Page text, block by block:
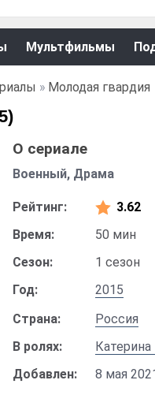
Мультфильмы
» Молодая гвардия
О сериале
Военный, Драма
Рейтинг:
3.62
Время:
50 мин
Сезон:
1 сезон
Год:
2015
Страна:
Россия
В ролях:
Добавлен:
8 мая